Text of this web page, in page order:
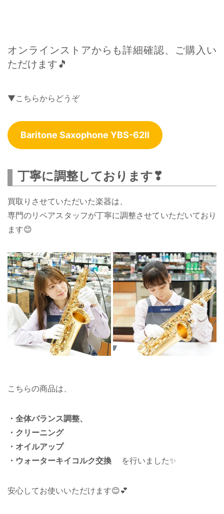
オンラインストアからも詳細確認、ご購入い
ただけます🎵
▼こちらからどうぞ
Baritone Saxophone YBS-62ll
丁寧に調整しております❣
買取りさせていただいた楽器は、
専門のリペアスタッフが丁寧に調整させていただいており
ます😊
こちらの商品は、
・全体バランス調整、
・クリーニング
・オイルアップ
・ウォーターキイコルク交換
を行いました✨
安心してお使いいただけます😊💕